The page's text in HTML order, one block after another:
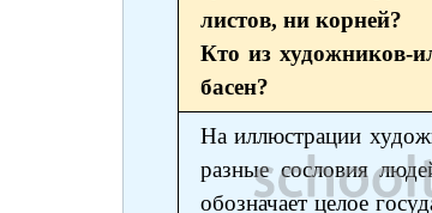
листов, ни корней?
Кто из художников-
басен?
На иллюстрации
разные сословия
обозначает целое